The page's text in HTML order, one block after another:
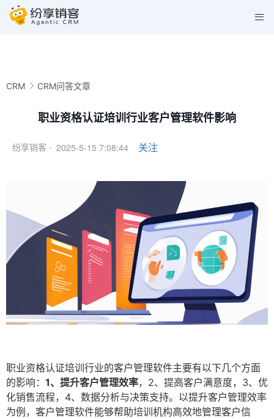
CRM CRM问答文章
职业资格认证培训行业客户管理软件影响
纷享销客 · 2025-5-15 7:08:44 关注
职业资格认证培训行业的客户管理软件主要有以下几个方面
的影响： 1、提升客户管理效率，2、提高客户满意度，3、优
化销售流程，4、数据分析与决策支持。以提升客户管理效率
为例，客户管理软件能够帮助培训机构高效地管理客户信